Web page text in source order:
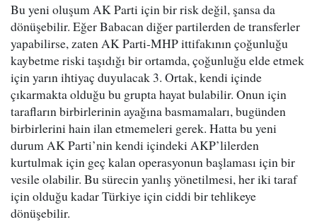
Bu yeni oluşum AK Parti için bir risk değil, şansa da
dönüşebilir. Eğer Babacan diğer partilerden de transferler
yapabilirse, zaten AK Parti-MHP ittifakının çoğunluğu
kaybetme riski taşıdığı bir ortamda, çoğunluğu elde etmek
için yarın ihtiyaç duyulacak 3. Ortak, kendi içinde
çıkarmakta olduğu bu grupta hayat bulabilir. Onun için
tarafların birbirlerinin ayağına basmamaları, bugünden
birbirlerini hain ilan etmemeleri gerek. Hatta bu yeni
durum AK Parti’nin kendi içindeki AKP’lilerden
kurtulmak için geç kalan operasyonun başlaması için bir
vesile olabilir. Bu sürecin yanlış yönetilmesi, her iki taraf
için olduğu kadar Türkiye için ciddi bir tehlikeye
dönüşebilir.